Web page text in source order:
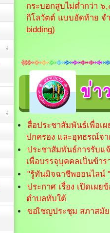
กระบอกสูบไม่ต่ำกว่า ๖
กิโลวัตต์ แบบอัดท้าย จ
bidding)
สื่อประชาสัมพันธ์เพื่อเ
ปกครอง และอุทธรณ์จ
ประชาสัมพันธ์การรับแ
เพื่อบรรจุบุคคลเป็นข้า
"รู้ทันมิจฉาชีพออนไลน์
ประกาศ เรื่อง เปิดเผย
ตำบลทับใต้
ขอเิชญประชุม สภาสมั